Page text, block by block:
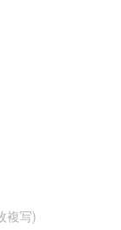
複写)